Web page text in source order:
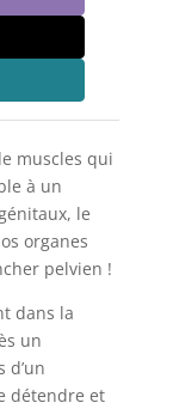
muscles qui
à un
le
organes
pelvien !
dans la
un
d’un
détendre et